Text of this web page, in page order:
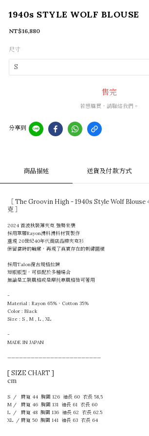
1940s STYLE WOLF BLOUSE
NT$16,880
尺寸
售完
若想購買，請聯絡我們。
分享到
商品描述 送貨及付款方式
［ The Groovin High - 1940s Style Wolf Blouse
克 ］
2024 首波秋裝薄夾克 強勢來襲
採用單層Rayon滑料滑料材質製作
重現 20世紀40年代商店品牌夾克衫
保留當時的輪廓，再現了真實存在的刺繡圖樣
採用Talon復古規格拉鍊
短版版型，可搭配於多種場合
無論是工裝風格或是摩托車風格皆可著用
-
Material : Rayon 65%、Cotton 35%
Color : Black
Size : S , M , L , XL
-
MADE IN JAPAN
————————————————————————
[ SIZE CHART ]
cm
S / 肩寬 44 胸圍 126 袖長 60 衣長 58,5
M / 肩寬 46 胸圍 131 袖長 61 衣長 60
L / 肩寬 48 胸圍 136 袖長 62 衣長 62.5
XL / 肩寬 50 胸圍 141 袖長 63 衣長 64